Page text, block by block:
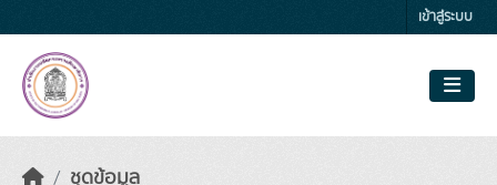
เข้าสู่ระบบ
ชุดข้อมูล